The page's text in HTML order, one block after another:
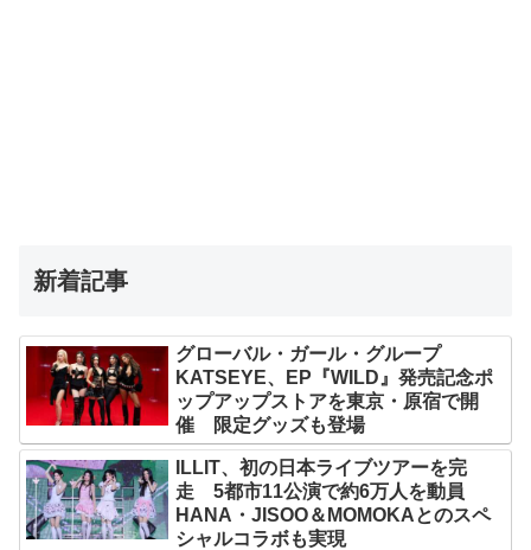
新着記事
グローバル・ガール・グループ
KATSEYE、EP『WILD』発売記念ポ
ップアップストアを東京・原宿で開
催 限定グッズも登場
ILLIT、初の日本ライブツアーを完
走 5都市11公演で約6万人を動員
HANA・JISOO＆MOMOKAとのスペ
シャルコラボも実現